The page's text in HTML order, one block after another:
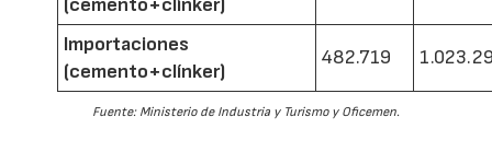
(cemento+clínker)
Importaciones
(cemento+clínker)
482.719
Fuente: Ministerio de Industria y Turismo y Oficemen.